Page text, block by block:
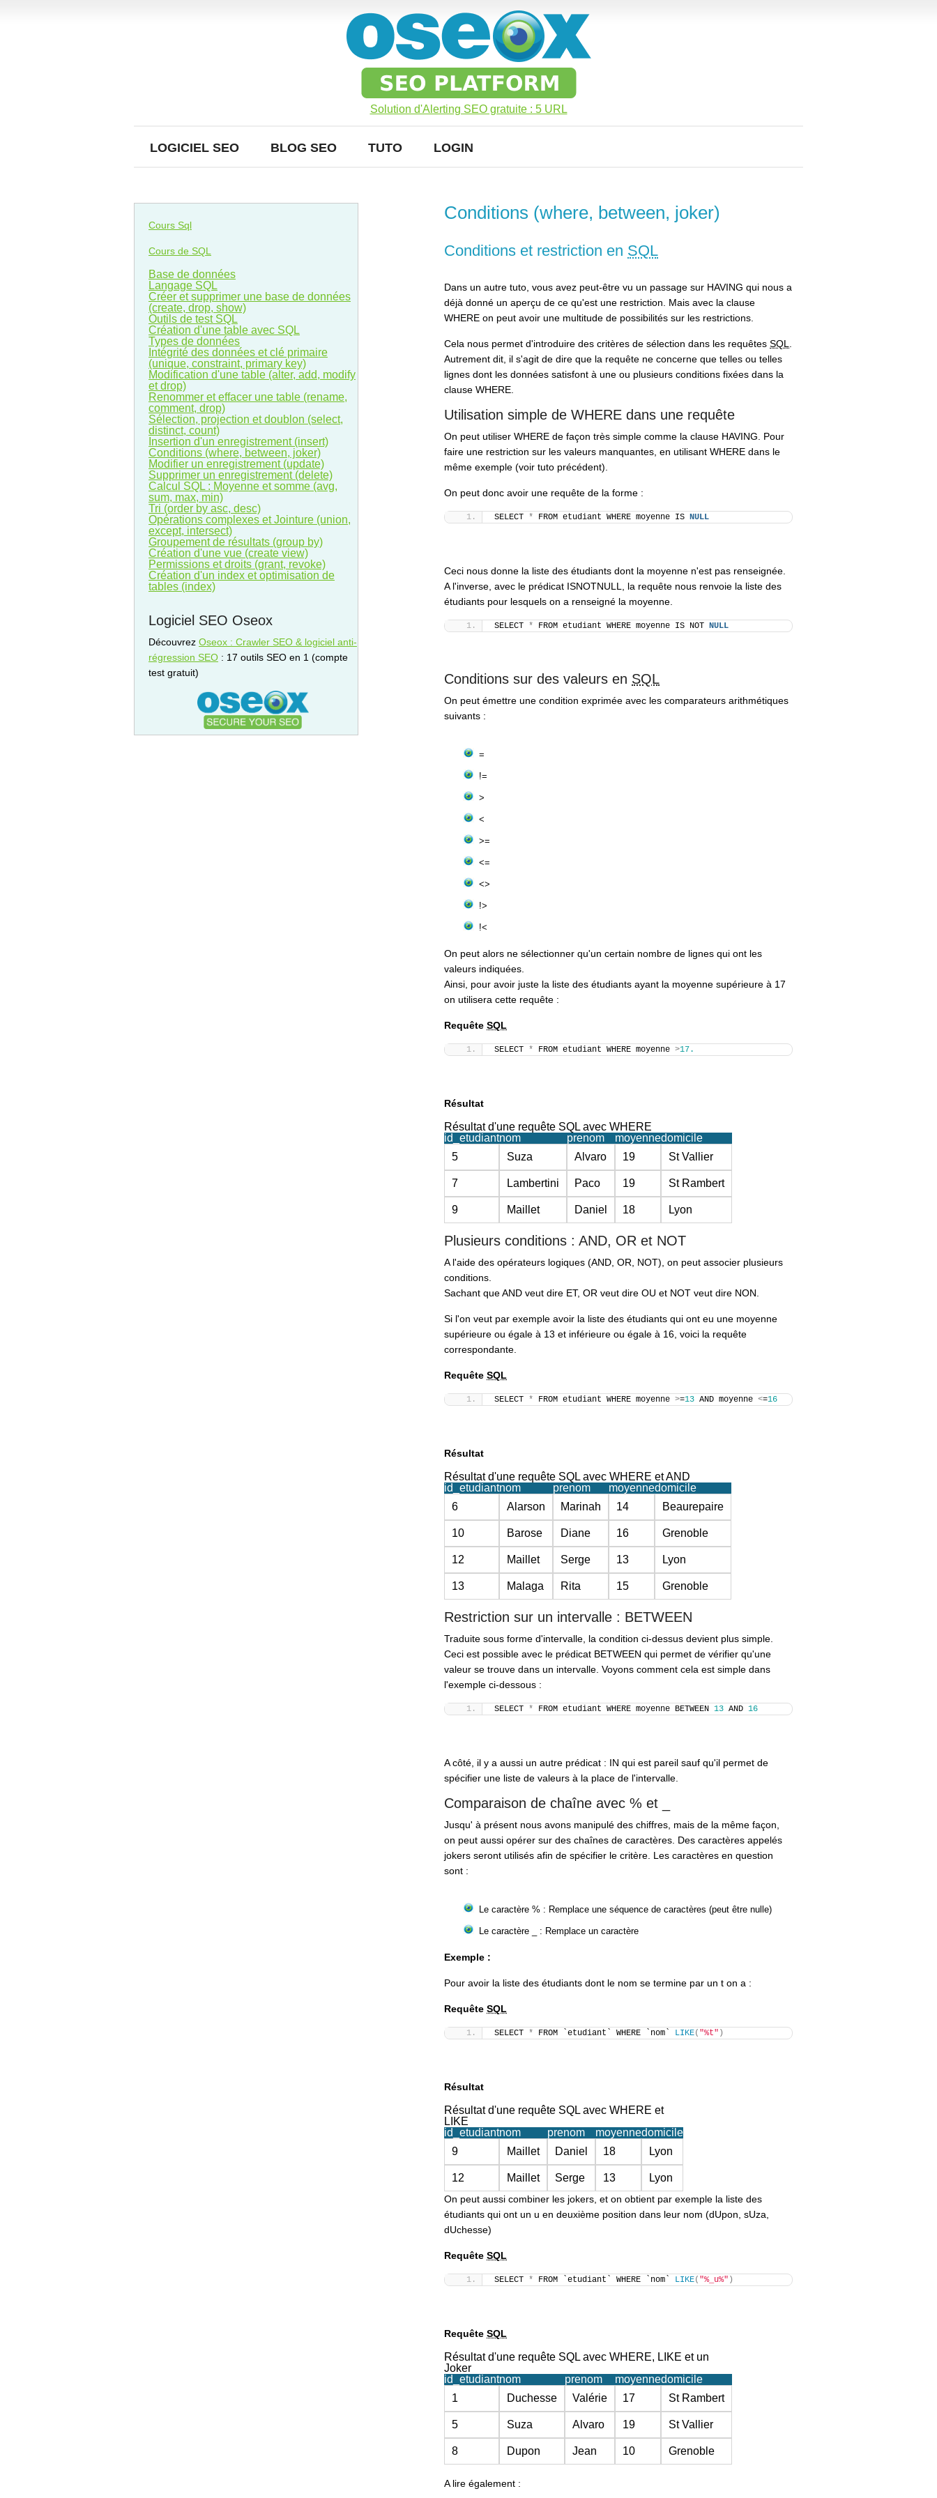
Solution d'Alerting SEO gratuite : 5 URL
LOGICIEL SEO BLOG SEO TUTO LOGIN
Conditions (where, between, joker)
Conditions et restriction en SQL
Dans un autre tuto, vous avez peut-être vu un passage sur HAVING qui nous a
déjà donné un aperçu de ce qu'est une restriction. Mais avec la clause
WHERE on peut avoir une multitude de possibilités sur les restrictions.
Cela nous permet d'introduire des critères de sélection dans les requêtes SQL
Autrement dit, il s'agit de dire que la requête ne concerne que telles ou telles
lignes dont les données satisfont à une ou plusieurs conditions fixées dans la
clause WHERE.
Utilisation simple de WHERE dans une requête
On peut utiliser WHERE de façon très simple comme la clause HAVING. Pour
faire une restriction sur les valeurs manquantes, en utilisant WHERE dans le
même exemple (voir tuto précédent).
On peut donc avoir une requête de la forme :
SELECT * FROM etudiant WHERE moyenne IS NULL
Ceci nous donne la liste des étudiants dont la moyenne n'est pas renseignée.
A l'inverse, avec le prédicat ISNOTNULL, la requête nous renvoie la liste des
étudiants pour lesquels on a renseigné la moyenne.
SELECT * FROM etudiant WHERE moyenne IS NOT NULL
Conditions sur des valeurs en SQL
On peut émettre une condition exprimée avec les comparateurs arithmétiques
suivants :
=
!=
>
<
>=
<=
<>
!>
!<
On peut alors ne sélectionner qu'un certain nombre de lignes qui ont les
valeurs indiquées.
Ainsi, pour avoir juste la liste des étudiants ayant la moyenne supérieure à 17
on utilisera cette requête :
Requête SQL
SELECT * FROM etudiant WHERE moyenne >17.
Résultat
Résultat d'une requête SQL avec WHERE
id_etudiantnom prenom moyennedomicile
5
Suza Alvaro 19 St Vallier
7 Lambertini Paco 19 St Rambert
9 Maillet Daniel 18 Lyon
Plusieurs conditions : AND, OR et NOT
A l'aide des opérateurs logiques (AND, OR, NOT), on peut associer plusieurs
conditions.
Sachant que AND veut dire ET, OR veut dire OU et NOT veut dire NON.
Si l'on veut par exemple avoir la liste des étudiants qui ont eu une moyenne
supérieure ou égale à 13 et inférieure ou égale à 16, voici la requête
correspondante.
Requête SQL
SELECT * FROM etudiant WHERE moyenne >=13 AND moyenne <=16
Résultat
Résultat d'une requête SQL avec WHERE et AND
id_etudiantnom prenom moyennedomicile
6
Alarson Marinah 14 Beaurepaire
10 Barose Diane 16 Grenoble
12 Maillet Serge 13 Lyon
13 Malaga Rita 15 Grenoble
Restriction sur un intervalle : BETWEEN
Traduite sous forme d'intervalle, la condition ci-dessus devient plus simple.
Ceci est possible avec le prédicat BETWEEN qui permet de vérifier qu'une
valeur se trouve dans un intervalle. Voyons comment cela est simple dans
l'exemple ci-dessous :
SELECT * FROM etudiant WHERE moyenne BETWEEN 13 AND 16
A côté, il y a aussi un autre prédicat : IN qui est pareil sauf qu'il permet de
spécifier une liste de valeurs à la place de l'intervalle.
Comparaison de chaîne avec % et _
Jusqu' à présent nous avons manipulé des chiffres, mais de la même façon,
on peut aussi opérer sur des chaînes de caractères. Des caractères appelés
jokers seront utilisés afin de spécifier le critère. Les caractères en question
sont :
Le caractère % : Remplace une séquence de caractères (peut être nulle)
Le caractère _ : Remplace un caractère
Exemple :
Pour avoir la liste des étudiants dont le nom se termine par un t on a :
Requête SQL
SELECT * FROM `etudiant` WHERE `nom` LIKE( "%t" )
Résultat
Résultat d'une requête SQL avec WHERE et
LIKE
id_etudiantnom prenom moyennedomicile
9
Maillet Daniel 18 Lyon
12 Maillet Serge 13 Lyon
On peut aussi combiner les jokers, et on obtient par exemple la liste des
étudiants qui ont un u en deuxième position dans leur nom (dUpon, sUza,
dUchesse)
Requête SQL
SELECT * FROM `etudiant` WHERE `nom` LIKE( "%_u%" )
Requête SQL
Résultat d'une requête SQL avec WHERE, LIKE et un
Joker
id_etudiantnom prenom moyennedomicile
1
Duchesse Valérie 17 St Rambert
5 Suza Alvaro 19 St Vallier
8 Dupon Jean 10 Grenoble
A lire également :
Cours Sql
Cours de SQL
Base de données
Langage SQL
Créer et supprimer une base de données
(create, drop, show)
Outils de test SQL
Création d'une table avec SQL
Types de données
Intégrité des données et clé primaire
(unique, constraint, primary key)
Modification d'une table (alter, add, modify
et drop)
Renommer et effacer une table (rename,
comment, drop)
Sélection, projection et doublon (select,
distinct, count)
Insertion d'un enregistrement (insert)
Conditions (where, between, joker)
Modifier un enregistrement (update)
Supprimer un enregistrement (delete)
Calcul SQL : Moyenne et somme (avg,
sum, max, min)
Tri (order by asc, desc)
Opérations complexes et Jointure (union,
except, intersect)
Groupement de résultats (group by)
Création d'une vue (create view)
Permissions et droits (grant, revoke)
Création d'un index et optimisation de
tables (index)
Logiciel SEO Oseox
Découvrez Oseox : Crawler SEO & logiciel anti-
régression SEO : 17 outils SEO en 1 (compte
test gratuit)